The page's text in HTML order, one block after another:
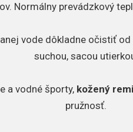
Normálny prevádzkový
vode dôkladne očistiť
suchou, sacou
a vodné športy, kožený
pružnosť.